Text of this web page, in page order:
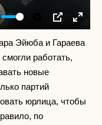
SettingsPIP
Enter
Эйюба и Гараева
работать,
новые
партий
юрлица, чтобы
по